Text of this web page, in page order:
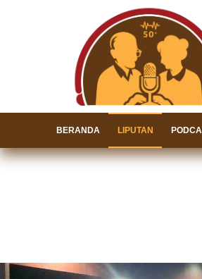
BERANDA LIPUTAN